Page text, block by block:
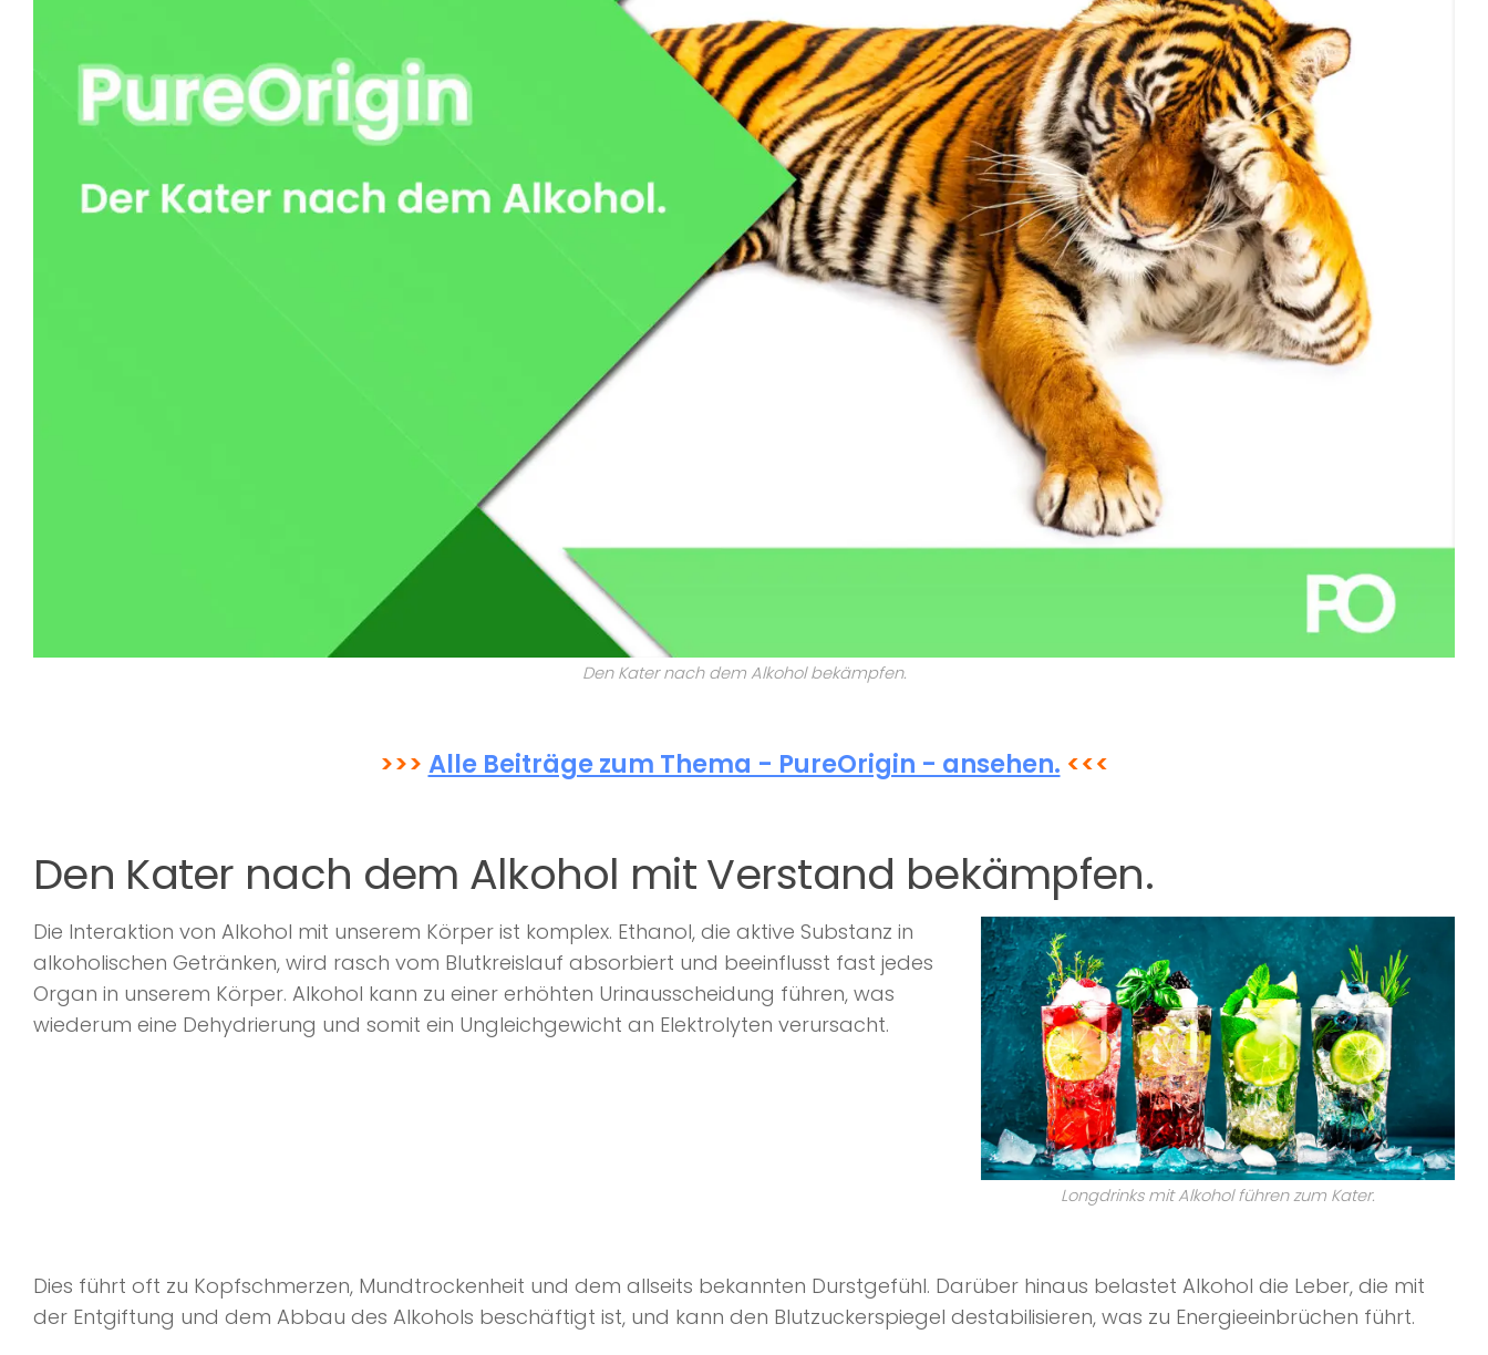
Den Kater nach dem Alkohol bekämpfen.
>>> Alle Beiträge zum Thema - PureOrigin - ansehen. <<<
Den Kater nach dem Alkohol mit Verstand bekämpfen.
Die Interaktion von Alkohol mit unserem Körper ist komplex. Ethanol, die aktive Substanz in
alkoholischen Getränken, wird rasch vom Blutkreislauf absorbiert und beeinflusst fast jedes
Organ in unserem Körper. Alkohol kann zu einer erhöhten Urinausscheidung führen, was
wiederum eine Dehydrierung und somit ein Ungleichgewicht an Elektrolyten verursacht.
Longdrinks mit Alkohol führen zum Kater.
Dies führt oft zu Kopfschmerzen, Mundtrockenheit und dem allseits bekannten Durstgefühl. Darüber hinaus belastet Alkohol die Leber, die mit
der Entgiftung und dem Abbau des Alkohols beschäftigt ist, und kann den Blutzuckerspiegel destabilisieren, was zu Energieeinbrüchen führt.